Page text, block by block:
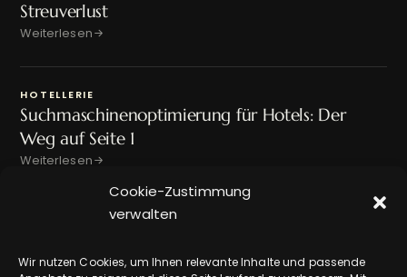
Cookie-Zustimmung
verwalten
Wir nutzen Cookies, um Ihnen relevante Inhalte und passende
Streuverlust
Weiterlesen
HOTELLERIE
Suchmaschinenoptimierung für Hotels: Der
Weg auf Seite 1
Weiterlesen
GASTRONOMIE
vor Kampagne